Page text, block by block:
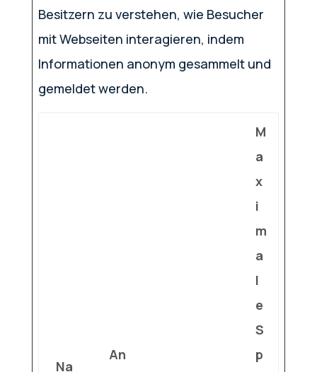
Besitzern zu verstehen, wie Besucher
mit Webseiten interagieren, indem
Informationen anonym gesammelt und
gemeldet werden.
Na
An
M
a
x
i
m
a
l
e
S
p